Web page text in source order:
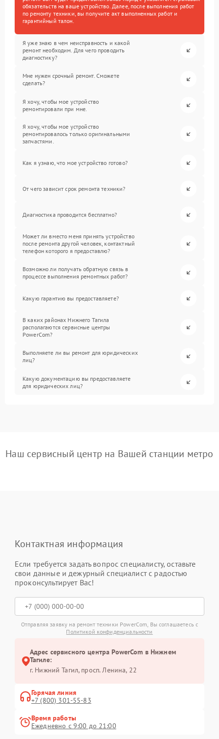
обязательств на ваше устройство. Далее, после выполнения работ
по ремонту техники, вы получите акт выполненных работ и
гарантийный талон.
Я уже знаю в чем неисправность и какой
ремонт необходим. Для чего проводить
диагностику?
Мне нужен срочный ремонт. Сможете
сделать?
Я хочу, чтобы мое устройство
ремонтировали при мне.
Я хочу, чтобы мое устройство
ремонтировалось только оригинальными
запчастями.
Как я узнаю, что мое устройство готово?
От чего зависит срок ремонта техники?
Диагностика проводится бесплатно?
Может ли вместо меня принять устройство
после ремонта другой человек, контактный
телефон которого я предоставлю?
Возможно ли получать обратную связь в
процессе выполнения ремонтных работ?
Какую гарантию вы предоставляете?
В каких районах Нижнего Тагила
располагаются сервисные центры
PowerCom?
Выполняете ли вы ремонт для юридических
лиц?
Какую документацию вы предоставляете
для юридических лиц?
Наш сервисный центр на Вашей станции метро
Контактная информация
Если требуется задать вопрос специалисту, оставьте
свои данные и дежурный специалист с радостью
проконсультирует Вас!
Отправляя заявку на ремонт техники PowerCom, Вы соглашаетесь с
Политикой конфиденциальности
Адрес сервисного центра PowerCom в Нижнем
Тагиле:
г. Нижний Тагил, просп. Ленина, 22
Горячая линия
+7 (800) 301-55-83
Время работы
Ежедневно с 9:00 до 21:00